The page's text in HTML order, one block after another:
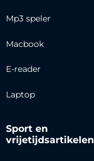
Mp3 speler
Macbook
E-reader
Laptop
Sport en
vrijetijdsartikelen